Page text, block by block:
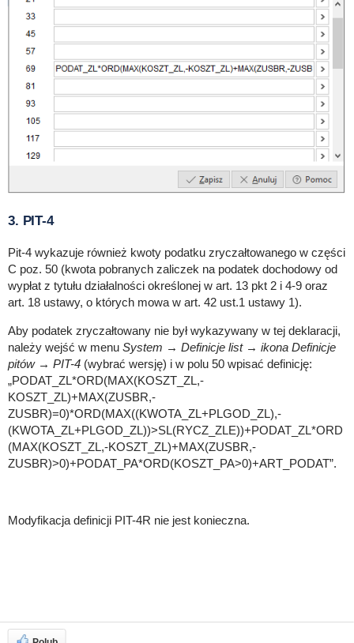
3. PIT-4
Pit-4 wykazuje również kwoty podatku zryczałtowanego w części
C poz. 50 (kwota pobranych zaliczek na podatek dochodowy od
wypłat z tytułu działalności określonej w art. 13 pkt 2 i 4-9 oraz
art. 18 ustawy, o których mowa w art. 42 ust.1 ustawy 1).
Aby podatek zryczałtowany nie był wykazywany w tej deklaracji,
należy wejść w menu System → Definicje list → ikona Definicje
pitów → PIT-4(wybrać wersję) i w polu 50 wpisać definicję:
„PODAT_ZL*ORD(MAX(KOSZT_ZL,-
KOSZT_ZL)+MAX(ZUSBR,-
ZUSBR)=0)*ORD(MAX((KWOTA_ZL+PLGOD_ZL),-
(KWOTA_ZL+PLGOD_ZL))>SL(RYCZ_ZLE))+PODAT_ZL*ORD
(MAX(KOSZT_ZL,-KOSZT_ZL)+MAX(ZUSBR,-
ZUSBR)>0)+PODAT_PA*ORD(KOSZT_PA>0)+ART_PODAT”.
Modyfikacja definicji PIT-4R nie jest konieczna.